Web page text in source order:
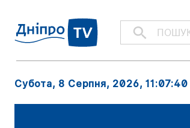
Субота, 8 Серпня, 2026, 11:07:40